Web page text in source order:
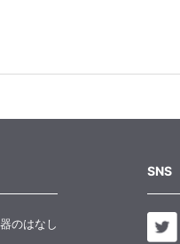
のはなし
SNS